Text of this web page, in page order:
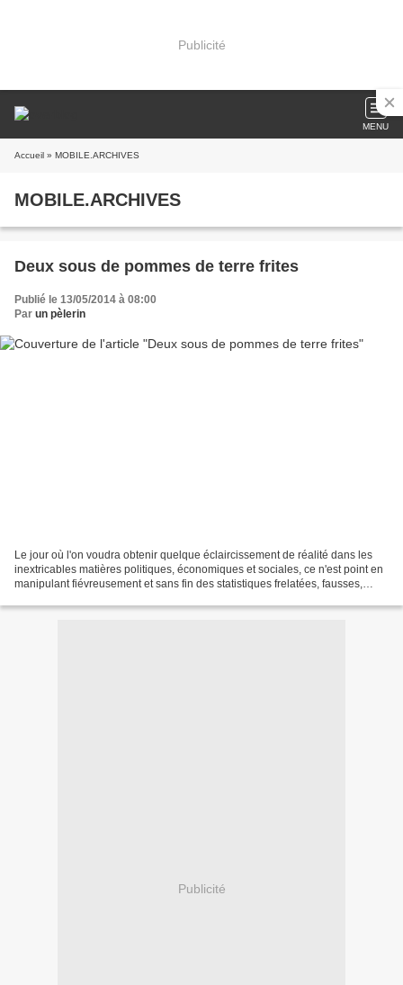
Publicité
MENU
Accueil » MOBILE.ARCHIVES
MOBILE.ARCHIVES
Deux sous de pommes de terre frites
Publié le 13/05/2014 à 08:00
Par un pèlerin
Le jour où l'on voudra obtenir quelque éclaircissement de réalité dans les
inextricables matières politiques, économiques et sociales, ce n'est point en
manipulant fiévreusement et sans fin des statistiques frelatées, fausses,
Publicité